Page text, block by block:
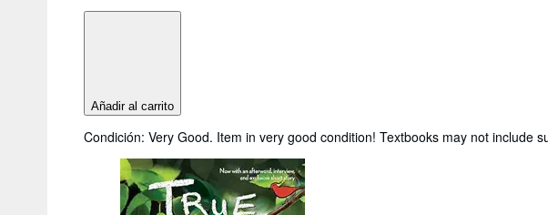
Añadir al carrito
Condición: Very Good. Item in very good condition! Textbooks may not include